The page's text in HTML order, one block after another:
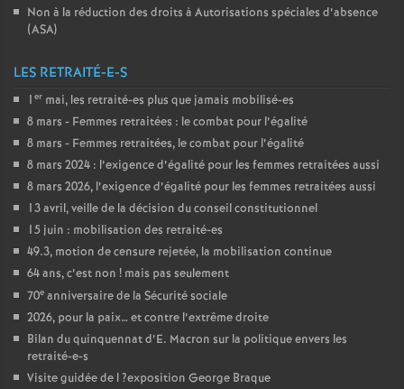
Non à la réduction des droits à Autorisations spéciales d’absence
(ASA)
LES RETRAITÉ-E-S
1 er mai, les retraité-es plus que jamais mobilisé-es
8 mars - Femmes retraitées : le combat pour l’égalité
8 mars - Femmes retraitées, le combat pour l’égalité
8 mars 2024 : l’exigence d’égalité pour les femmes retraitées aussi
8 mars 2026, l’exigence d’égalité pour les femmes retraitées aussi
13 avril, veille de la décision du conseil constitutionnel
15 juin : mobilisation des retraité-es
49.3, motion de censure rejetée, la mobilisation continue
64 ans, c’est non ! mais pas seulement
70e anniversaire de la Sécurité sociale
2026, pour la paix… et contre l’extrême droite
Bilan du quinquennat d’E. Macron sur la politique envers les
retraité-e-s
Visite guidée de l?exposition George Braque